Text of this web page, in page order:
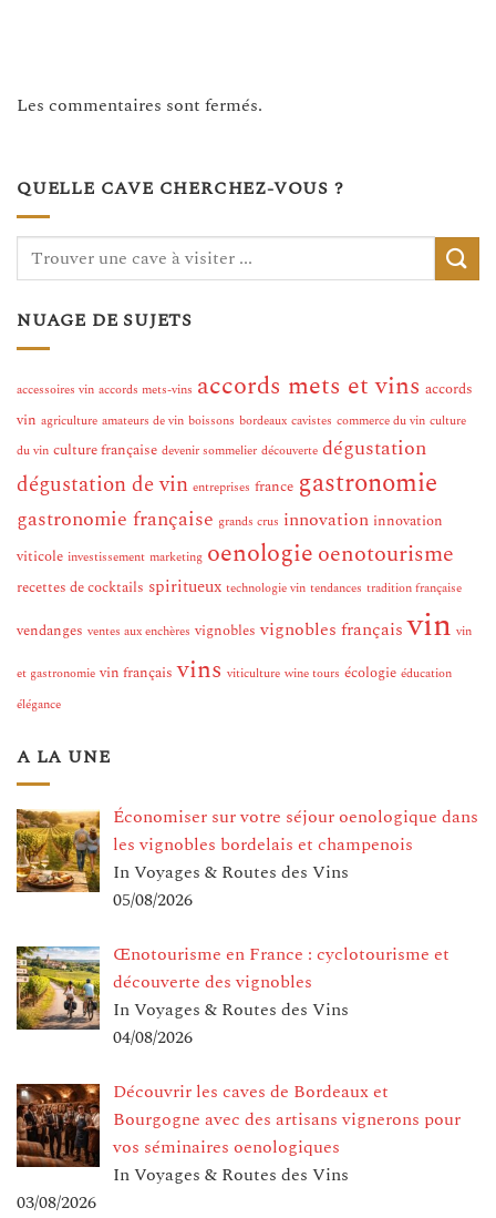
Les commentaires sont fermés.
QUELLE CAVE CHERCHEZ-VOUS ?
NUAGE DE SUJETS
accessoires vin accords mets-vins accords mets et vins accords
vin agriculture amateurs de vin boissons bordeaux cavistes commerce du vin culture
du vin culture française devenir sommelier découverte dégustation
dégustation de vin entreprises france gastronomie
gastronomie française grands crus innovation innovation
viticole investissement marketing oenologie oenotourisme
recettes de cocktails spiritueux technologie vin tendances tradition française
vendanges ventes aux enchères vignobles vignobles français vin vin
et gastronomie vin français vins viticulture wine tours écologie éducation
élégance
A LA UNE
Économiser sur votre séjour oenologique dans
les vignobles bordelais et champenois
In Voyages & Routes des Vins
05/08/2026
Œnotourisme en France : cyclotourisme et
découverte des vignobles
In Voyages & Routes des Vins
04/08/2026
Découvrir les caves de Bordeaux et
Bourgogne avec des artisans vignerons pour
vos séminaires oenologiques
In Voyages & Routes des Vins
03/08/2026